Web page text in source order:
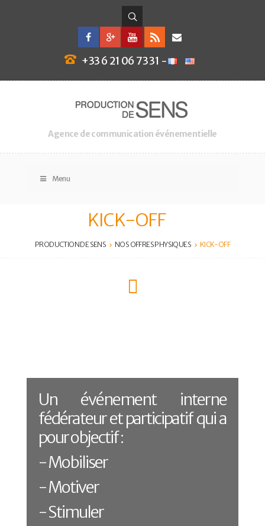
+33 6 21 06 73 31 -
Agence de communication événementielle
Menu
KICK-OFF
PRODUCTION DE SENS NOS OFFRES PHYSIQUES KICK-OFF
Un événement interne
fédérateur et participatif qui a
pour objectif :
- Mobiliser
- Motiver
- Stimuler